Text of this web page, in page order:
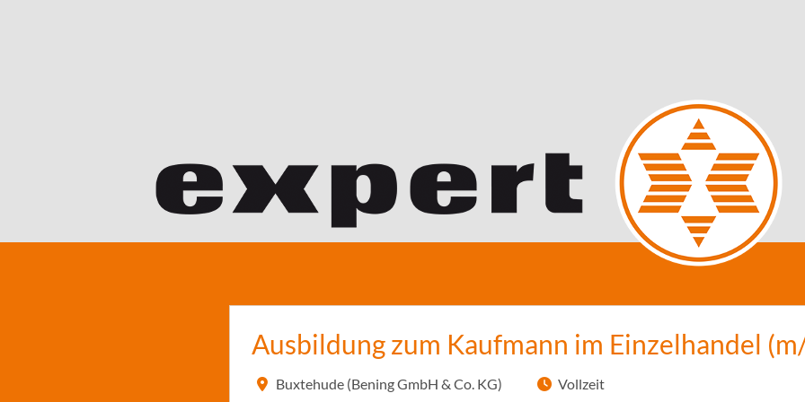
Ausbildung zum Kaufmann im Einzelhandel
Buxtehude (Bening GmbH & Co. KG)
Vollzeit